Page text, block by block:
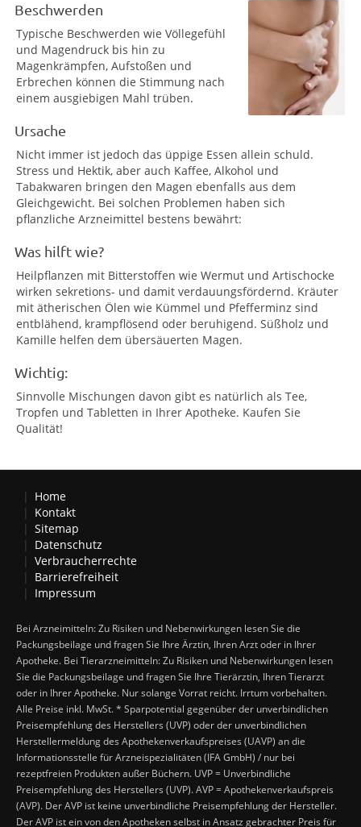
Beschwerden
Typische Beschwerden wie Völlegefühl
und Magendruck bis hin zu
Magenkrämpfen, Aufstoßen und
Erbrechen können die Stimmung nach
einem ausgiebigen Mahl trüben.
Ursache
Nicht immer ist jedoch das üppige Essen allein schuld.
Stress und Hektik, aber auch Kaffee, Alkohol und
Tabakwaren bringen den Magen ebenfalls aus dem
Gleichgewicht. Bei solchen Problemen haben sich
pflanzliche Arzneimittel bestens bewährt:
Was hilft wie?
Heilpflanzen mit Bitterstoffen wie Wermut und Artischocke
wirken sekretions- und damit verdauungsfördernd. Kräuter
mit ätherischen Ölen wie Kümmel und Pfefferminz sind
entblähend, krampflösend oder beruhigend. Süßholz und
Kamille helfen dem übersäuerten Magen.
Wichtig:
Sinnvolle Mischungen davon gibt es natürlich als Tee,
Tropfen und Tabletten in Ihrer Apotheke. Kaufen Sie
Qualität!
Home
Kontakt
Sitemap
Datenschutz
Verbraucherrechte
Barrierefreiheit
Impressum
Bei Arzneimitteln: Zu Risiken und Nebenwirkungen lesen Sie die
Packungsbeilage und fragen Sie Ihre Ärztin, Ihren Arzt oder in Ihrer
Apotheke. Bei Tierarzneimitteln: Zu Risiken und Nebenwirkungen lesen
Sie die Packungsbeilage und fragen Sie Ihre Tierärztin, Ihren Tierarzt
oder in Ihrer Apotheke. Nur solange Vorrat reicht. Irrtum vorbehalten.
Alle Preise inkl. MwSt. * Sparpotential gegenüber der unverbindlichen
Preisempfehlung des Herstellers (UVP) oder der unverbindlichen
Herstellermeldung des Apothekenverkaufspreises (UAVP) an die
Informationsstelle für Arzneispezialitäten (IFA GmbH) / nur bei
rezeptfreien Produkten außer Büchern. UVP = Unverbindliche
Preisempfehlung des Herstellers (UVP). AVP = Apothekenverkaufspreis
(AVP). Der AVP ist keine unverbindliche Preisempfehlung der Hersteller.
Der AVP ist ein von den Apotheken selbst in Ansatz gebrachter Preis für